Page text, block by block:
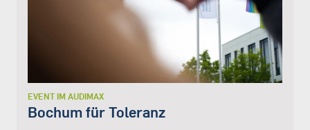
EVENT IM AUDIMAX
Bochum für Toleranz